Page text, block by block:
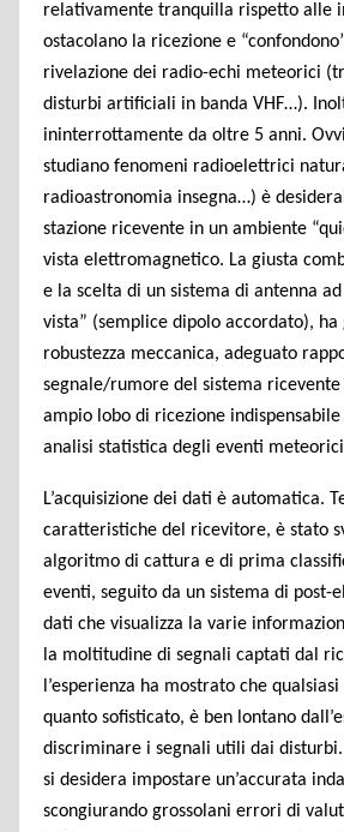
relativamente tranquilla rispetto alle
ostacolano la ricezione e
rivelazione dei radio-echi meteorici
disturbi artificiali in banda VHF…).
ininterrottamente da oltre 5 anni.
studiano fenomeni radioelettrici
radioastronomia insegna…) è
stazione ricevente in un ambiente
vista elettromagnetico. La giusta
e la scelta di un sistema di antenna
vista” (semplice dipolo accordato),
robustezza meccanica, adeguato
segnale/rumore del sistema
ampio lobo di ricezione
analisi statistica degli eventi
L’acquisizione dei dati è automatica.
caratteristiche del ricevitore, è stato
algoritmo di cattura e di prima
eventi, seguito da un sistema di post-
dati che visualizza la varie
la moltitudine di segnali captati dal
l’esperienza ha mostrato che
quanto sofisticato, è ben lontano
discriminare i segnali utili dai
si desidera impostare un’accurata
scongiurando grossolani errori di